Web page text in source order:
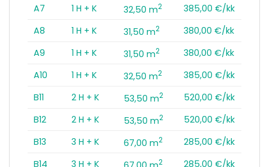
A7
1 H + K 32,50 m2
385,00 €/kk
A8
1 H + K 31,50 m2
380,00 €/kk
A9
1 H + K 31,50 m2
380,00 €/kk
A10
1 H + K 32,50 m2
385,00 €/kk
B11
2 H + K 53,50 m2
520,00 €/kk
B12
2 H + K 53,50 m2
520,00 €/kk
B13
3 H + K 67,00 m2
285,00 €/kk
B14
3 H + K 2
285,00 €/kk